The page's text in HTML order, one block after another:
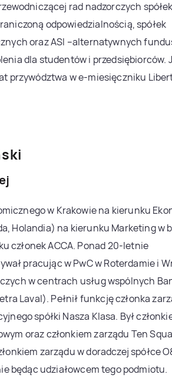
rad nadzorczych
odpowiedzialnością, spółek
oraz ASI –alternatywnych
dla studentów i przedsiębiorców.
przywództwa w e-miesięczniku
w Krakowie na kierunku
Holandia) na kierunku Marketing w
członek ACCA. Ponad 20-letnie
pracując w PwC w Roterdamie i
w centrach usług wspólnych
Laval). Pełnił funkcję członka
spółki Nasza Klasa. Był
oraz członkiem zarządu Ten
zarządu w doradczej spółce
będąc udziałowcem tego podmiotu.